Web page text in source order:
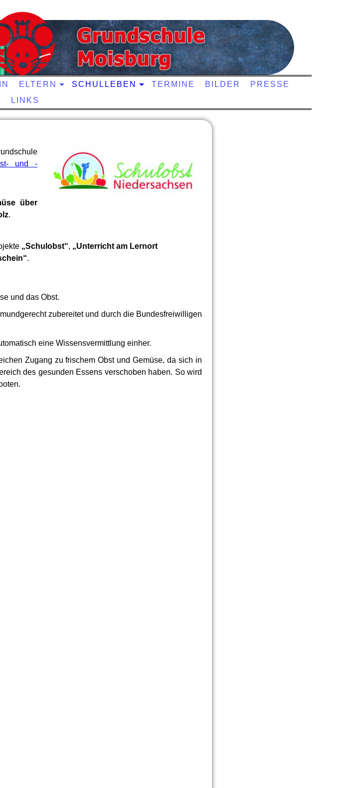
ELTERN SCHULLEBEN TERMINE BILDER
PRESSE
LINKS
und -
über
.
„Schulobst“, „Unterricht am Lernort
.
und das Obst.
zubereitet und durch die Bundesfreiwilligen
eine Wissensvermittlung einher.
Zugang zu frischem Obst und Gemüse, da sich in
des gesunden Essens verschoben haben. So wird